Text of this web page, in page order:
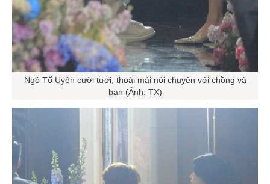
Ngô Tố Uyên cười tươi, thoải mái nói chuyện với chồng và
bạn (Ảnh: TX)